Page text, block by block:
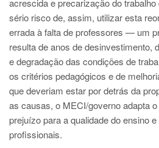
acrescida e precarização do
sério risco de, assim, utilizar esta
errada à falta de professores — um
resulta de anos de desinvestimento,
e degradação das condições de
os critérios pedagógicos e de
que deveriam estar por detrás da
as causas, o MECI/governo adapta
prejuízo para a qualidade do ensino
profissionais.